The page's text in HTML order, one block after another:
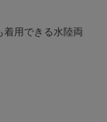
着用できる水陸両